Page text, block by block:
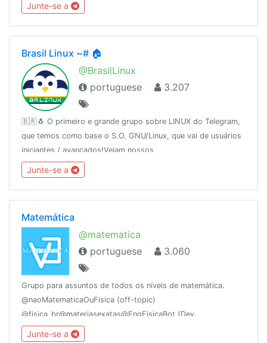
Junte-se a
Brasil Linux ~# 🏠
@BrasilLinux
portuguese
3.207
🇧🇷🐧 O primeiro e grande grupo sobre LINUX do Telegram,
que temos como base o S.O. GNU/Linux, que vai de usuários
iniciantes / avançados!Vejam nossos
parceiros:http://urele.com/parceirosDesde: 16/11/2015
Junte-se a
Matemática
@matematica
portuguese
3.060
Grupo para assuntos de todos os níveis de matemática.
@naoMatematicaOuFisica (off-topic)
@fisica_br@materiasexatas@EngFisicaBot (Dev.
Junte-se a